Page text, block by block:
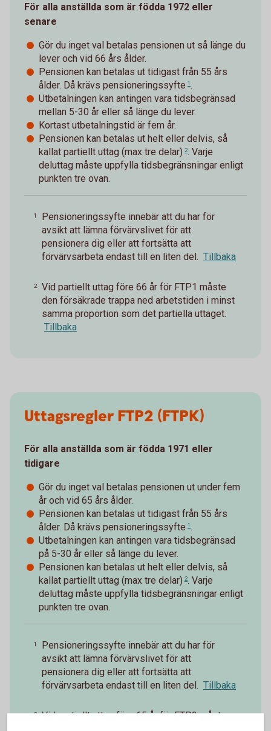
För alla anställda som är födda 1972 eller
senare
Gör du inget val betalas pensionen ut så länge du
lever och vid 66 års ålder.
Pensionen kan betalas ut tidigast från 55 års
ålder. Då krävs pensioneringssyfte 1.
Utbetalningen kan antingen vara tidsbegränsad
mellan 5-30 år eller så länge du lever.
Kortast utbetalningstid är fem år.
Pensionen kan betalas ut helt eller delvis, så
kallat partiellt uttag (max tre delar) 2. Varje
deluttag måste uppfylla tidsbegränsningar enligt
punkten tre ovan.
1
Pensioneringssyfte innebär att du har för
avsikt att lämna förvärvslivet för att
pensionera dig eller att fortsätta att
förvärvsarbeta endast till en liten del. Tillbaka
2
Vid partiellt uttag före 66 år för FTP1 måste
den försäkrade trappa ned arbetstiden i minst
samma proportion som det partiella uttaget.
Tillbaka
Uttagsregler FTP2 (FTPK)
För alla anställda som är födda 1971 eller
tidigare
Gör du inget val betalas pensionen ut under fem
år och vid 65 års ålder.
Pensionen kan betalas ut tidigast från 55 års
ålder. Då krävs pensioneringssyfte 1.
Utbetalningen kan antingen vara tidsbegränsad
på 5-30 år eller så länge du lever.
Pensionen kan betalas ut helt eller delvis, så
kallat partiellt uttag (max tre delar) 2. Varje
deluttag måste uppfylla tidsbegränsningar enligt
punkten tre ovan.
1
Pensioneringssyfte innebär att du har för
avsikt att lämna förvärvslivet för att
pensionera dig eller att fortsätta att
förvärvsarbeta endast till en liten del. Tillbaka
2
Vid partiellt uttag före 65 år för FTP2 måste